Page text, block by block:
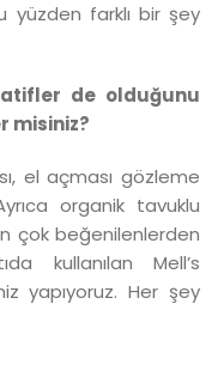
yüzden farklı bir şey
de olduğunu
misiniz?
el açması gözleme
organik tavuklu
çok beğenilenlerden
kullanılan Mell’s
yapıyoruz. Her şey